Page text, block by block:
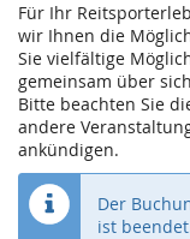
Für Ihr
wir Ihnen die
Sie vielfältige
gemeinsam über
Bitte beachten Sie
andere
ankündigen.
Der
ist